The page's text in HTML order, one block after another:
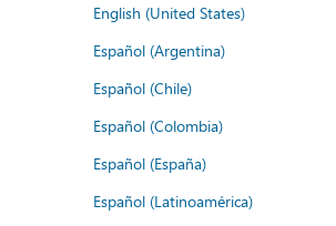
English (United States)
Español (Argentina)
Español (Chile)
Español (Colombia)
Español (España)
Español (Latinoamérica)